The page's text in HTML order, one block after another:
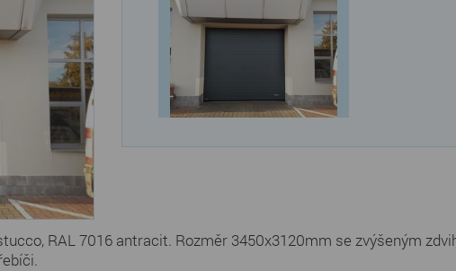
RAL 7016 antracit. Rozměr 3450x3120mm se zvýšeným